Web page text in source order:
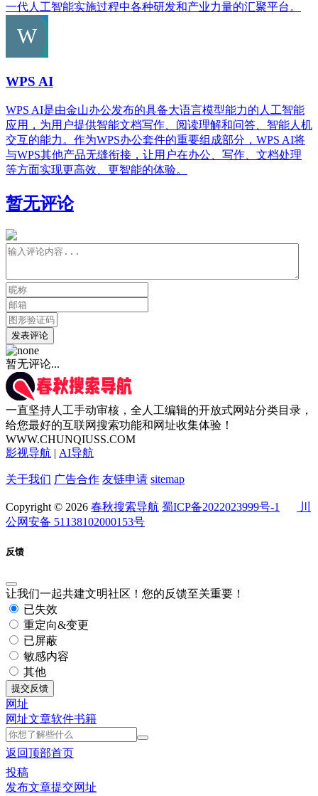
一代人工智能实施过程中各种研发和产业力量的汇聚平台。
WPS AI
WPS AI是由金山办公发布的具备大语言模型能力的人工智能
应用，为用户提供智能文档写作、阅读理解和问答、智能人机
交互的能力。作为WPS办公套件的重要组成部分，WPS AI将
与WPS其他产品无缝衔接，让用户在办公、写作、文档处理
等方面实现更高效、更智能的体验。
暂无评论
发表评论
暂无评论...
一直坚持人工手动审核，全人工编辑的开放式网站分类目录，
给您最好的互联网搜索功能和网址收集体验！
WWW.CHUNQIUSS.COM
影视导航 | AI导航
关于我们 广告合作 友链申请 sitemap
Copyright © 2026 春秋搜索导航 蜀ICP备2022023999号-1
川
公网安备 51138102000153号
反馈
让我们一起共建文明社区！您的反馈至关重要！
已失效
重定向&变更
已屏蔽
敏感内容
其他
提交反馈
网址
网址文章软件书籍
返回顶部首页
投稿
发布文章提交网址